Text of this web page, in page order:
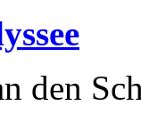
den